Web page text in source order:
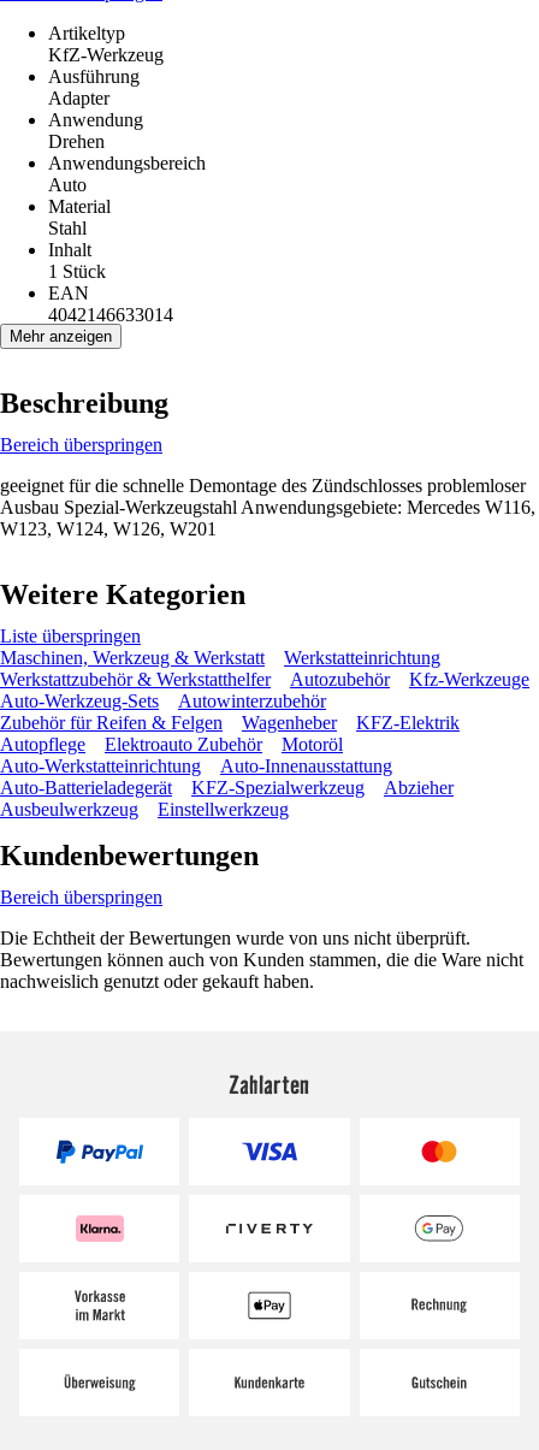
Artikeltyp
KfZ-Werkzeug
Ausführung
Adapter
Anwendung
Drehen
Anwendungsbereich
Auto
Material
Stahl
Inhalt
1 Stück
EAN
4042146633014
Mehr anzeigen
Beschreibung
Bereich überspringen
geeignet für die schnelle Demontage des Zündschlosses problemloser
Ausbau Spezial-Werkzeugstahl Anwendungsgebiete: Mercedes W116,
W123, W124, W126, W201
Weitere Kategorien
Liste überspringen
Maschinen, Werkzeug & Werkstatt
Werkstatteinrichtung
Werkstattzubehör & Werkstatthelfer
Autozubehör
Kfz-Werkzeuge
Auto-Werkzeug-Sets
Autowinterzubehör
Zubehör für Reifen & Felgen
Wagenheber
KFZ-Elektrik
Autopflege
Elektroauto Zubehör
Motoröl
Auto-Werkstatteinrichtung
Auto-Innenausstattung
Auto-Batterieladegerät
KFZ-Spezialwerkzeug
Abzieher
Ausbeulwerkzeug
Einstellwerkzeug
Kundenbewertungen
Bereich überspringen
Die Echtheit der Bewertungen wurde von uns nicht überprüft.
Bewertungen können auch von Kunden stammen, die die Ware nicht
nachweislich genutzt oder gekauft haben.
Zahlarten